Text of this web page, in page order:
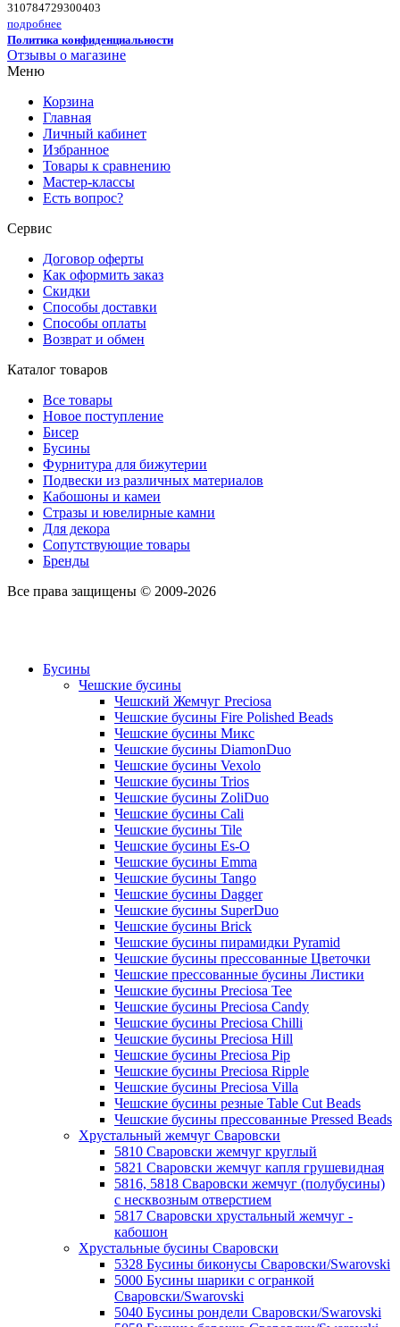
310784729300403
подробнее
Политика конфиденциальности
Отзывы о магазине
Меню
Корзина
Главная
Личный кабинет
Избранное
Товары к сравнению
Мастер-классы
Есть вопрос?
Сервис
Договор оферты
Как оформить заказ
Скидки
Способы доставки
Способы оплаты
Возврат и обмен
Каталог товаров
Все товары
Новое поступление
Бисер
Бусины
Фурнитура для бижутерии
Подвески из различных материалов
Кабошоны и камеи
Стразы и ювелирные камни
Для декора
Сопутствующие товары
Бренды
Все права защищены © 2009-2026
Бусины
Чешские бусины
Чешский Жемчуг Preciosa
Чешские бусины Fire Polished Beads
Чешские бусины Микс
Чешские бусины DiamonDuo
Чешские бусины Vexolo
Чешские бусины Trios
Чешские бусины ZoliDuo
Чешские бусины Cali
Чешские бусины Tile
Чешские бусины Es-O
Чешские бусины Emma
Чешские бусины Tango
Чешские бусины Dagger
Чешские бусины SuperDuo
Чешские бусины Brick
Чешские бусины пирамидки Pyramid
Чешские бусины прессованные Цветочки
Чешские прессованные бусины Листики
Чешские бусины Preciosa Tee
Чешские бусины Preciosa Candy
Чешские бусины Preciosa Chilli
Чешские бусины Preciosa Hill
Чешские бусины Preciosa Pip
Чешские бусины Preciosa Ripple
Чешские бусины Preciosa Villa
Чешские бусины резные Table Cut Beads
Чешские бусины прессованные Pressed Beads
Хрустальный жемчуг Сваровски
5810 Сваровски жемчуг круглый
5821 Сваровски жемчуг капля грушевидная
5816, 5818 Сваровски жемчуг (полубусины)
с несквозным отверстием
5817 Сваровски хрустальный жемчуг -
кабошон
Хрустальные бусины Сваровски
5328 Бусины биконусы Сваровски/Swarovski
5000 Бусины шарики с огранкой
Сваровски/Swarovski
5040 Бусины рондели Сваровски/Swarovski